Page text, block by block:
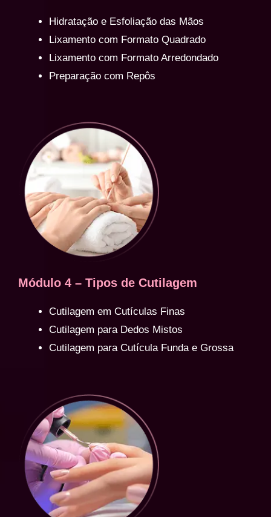
Hidratação e Esfoliação das Mãos
Lixamento com Formato Quadrado
Lixamento com Formato Arredondado
Preparação com Repôs
Módulo 4 – Tipos de Cutilagem
Cutilagem em Cutículas Finas
Cutilagem para Dedos Mistos
Cutilagem para Cutícula Funda e Grossa